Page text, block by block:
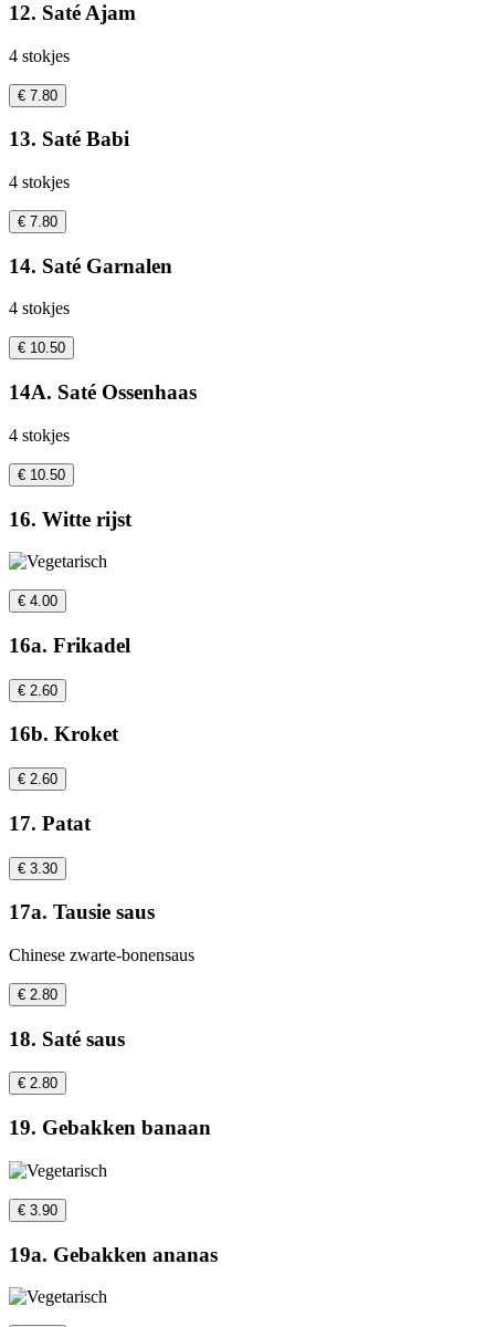
12. Saté Ajam
4 stokjes
€ 7.80
13. Saté Babi
4 stokjes
€ 7.80
14. Saté Garnalen
4 stokjes
€ 10.50
14A. Saté Ossenhaas
4 stokjes
€ 10.50
16. Witte rijst
€ 4.00
16a. Frikadel
€ 2.60
16b. Kroket
€ 2.60
17. Patat
€ 3.30
17a. Tausie saus
Chinese zwarte-bonensaus
€ 2.80
18. Saté saus
€ 2.80
19. Gebakken banaan
€ 3.90
19a. Gebakken ananas